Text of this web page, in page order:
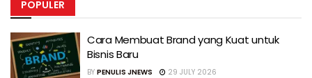
POPULER
Cara Membuat Brand yang Kuat untuk
Bisnis Baru
BY PENULIS JNEWS 29 JULY 2026